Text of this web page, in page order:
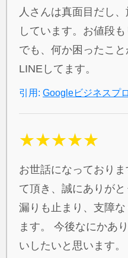
人さんは真面目だし
しています。お値段
でも、何か困ったこ
LINEしてます。
引用: Googleビジネスプ
★★★★★
お世話になっており
て頂き、誠にありが
漏りも止まり、支障
ます。 今後なにかあ
いしたいと思います